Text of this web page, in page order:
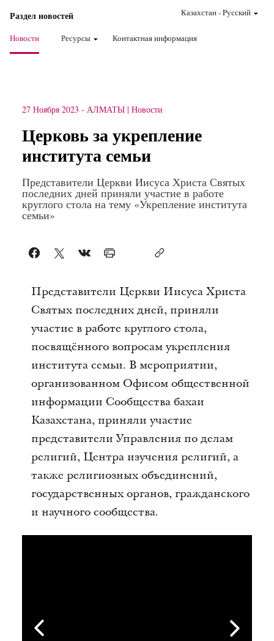
Раздел новостей
Новости Ресурсы Контактная информация
Казахстан-Pусский
27 Ноября 2023 - АЛМАТЫ Новости
Церковь за укрепление
института семьи
Представители Церкви Иисуса Христа Святых
последних дней приняли участие в работе
круглого стола на тему «Укрепление института
семьи»
Представители Церкви Иисуса Христа
Святых последних дней, приняли
участие в работе круглого стола,
посвящённого вопросам укрепления
института семьи. В мероприятии,
организованном Офисом общественной
информации Сообщества бахаи
Казахстана, приняли участие
представители Управления по делам
религий, Центра изучения религий, а
также религиозных объединений,
государственных органов, гражданского
и научного сообщества.